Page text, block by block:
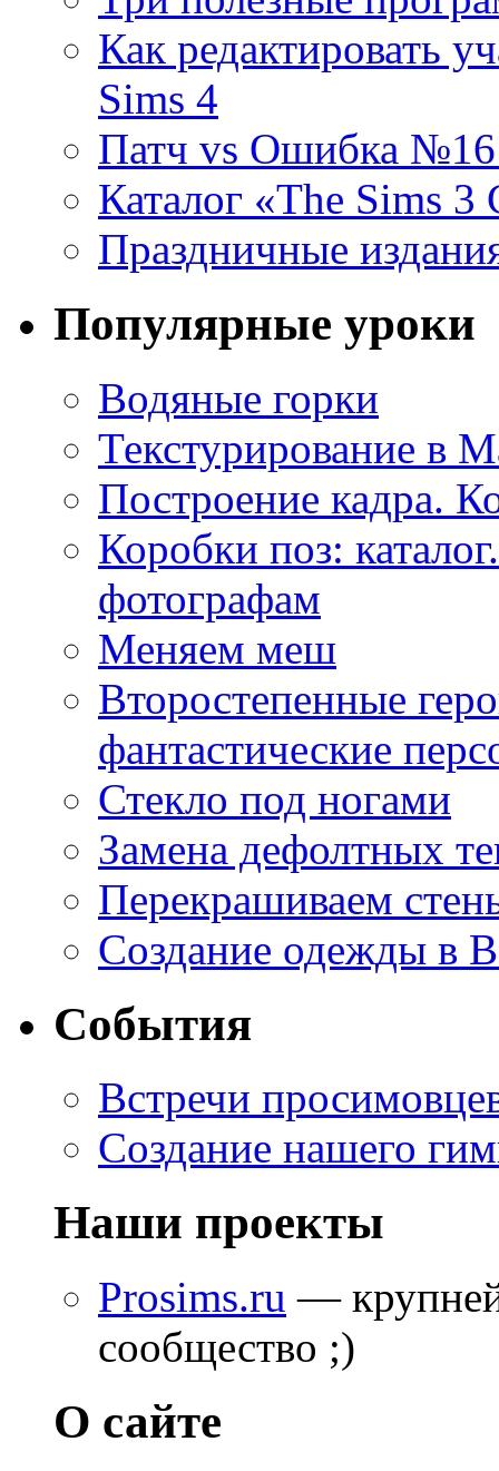
Как редактировать
Sims 4
Патч vs Ошибка №16
Каталог «The Sims
Праздничные
Популярные уроки
Водяные горки
Текстурирование в
Построение кадра.
Коробки поз:
фотографам
Меняем меш
Второстепенные
фантастические
Стекло под ногами
Замена дефолтных
Перекрашиваем
Создание одежды в
События
Встречи
Создание нашего
Наши проекты
Prosims.ru —
сообщество ;)
О сайте